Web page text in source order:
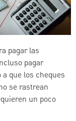
pagar las
pagar
que los cheques
se rastrean
un poco